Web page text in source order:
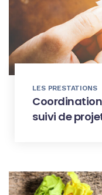
LES PRESTATIONS
suivi de